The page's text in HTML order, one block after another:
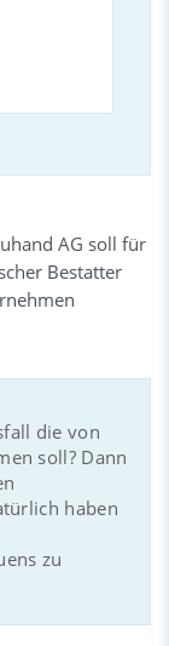
AG soll für
Bestatter
die von
soll? Dann
haben
zu